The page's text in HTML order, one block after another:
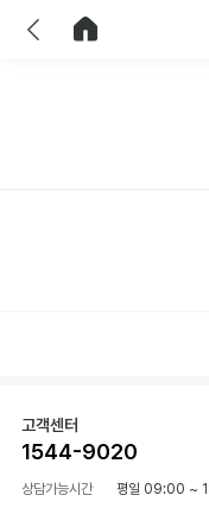
고객센터
1544-9020
상담가능시간 평일 09:00 ~